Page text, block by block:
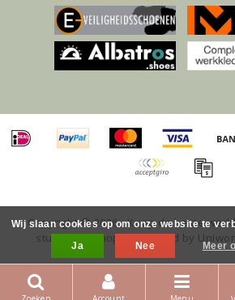
Copyright © 2026 - Koop de beste
stukadoor.shop! - Powered by
Wij slaan cookies op om onze website te
Ja
Nee Meer